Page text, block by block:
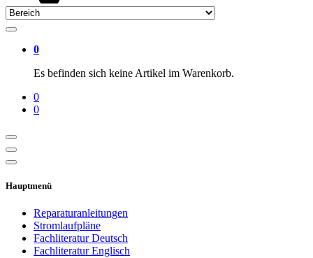
0
Es befinden sich keine Artikel im Warenkorb.
0
0
Hauptmenü
Reparaturanleitungen
Stromlaufpläne
Fachliteratur Deutsch
Fachliteratur Englisch